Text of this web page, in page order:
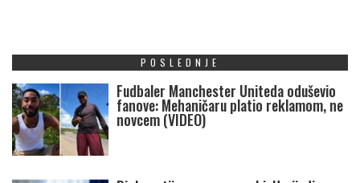
POSLEDNJE
Fudbaler Manchester Uniteda oduševio
fanove: Mehaničaru platio reklamom, ne
novcem (VIDEO)